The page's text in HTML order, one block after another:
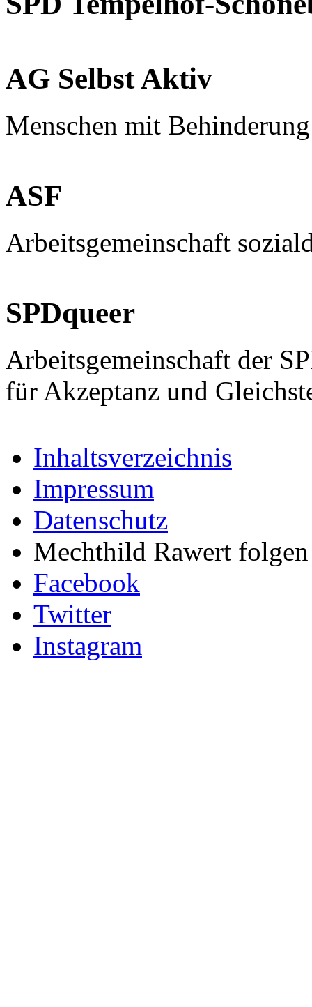
AG Selbst Aktiv
Menschen mit
ASF
Arbeitsgemeinschaft
SPDqueer
Arbeitsgemeinschaft der
für Akzeptanz und
Inhaltsverzeichnis
Impressum
Datenschutz
Mechthild Rawert
Facebook
Twitter
Instagram